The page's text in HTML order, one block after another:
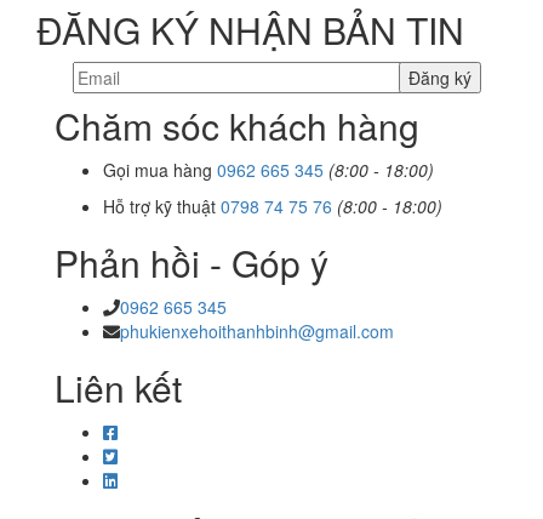
ĐĂNG KÝ NHẬN BẢN TIN
Chăm sóc khách hàng
Gọi mua hàng 0962 665 345 (8:00 - 18:00)
Hỗ trợ kỹ thuật 0798 74 75 76 (8:00 - 18:00)
Phản hồi - Góp ý
0962 665 345
phukienxehoithanhbinh@gmail.com
Liên kết